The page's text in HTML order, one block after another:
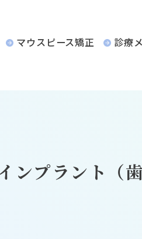
マウスピース矯正 診療
ンプラント（歯